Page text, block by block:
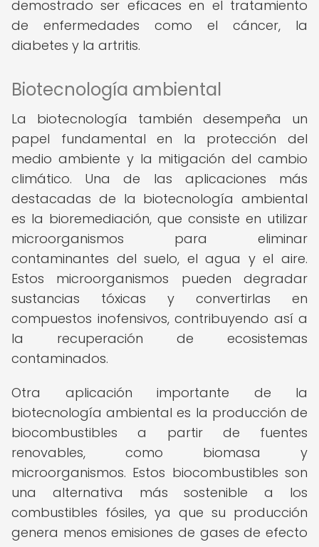
demostrado ser eficaces en el tratamiento
de enfermedades como el cáncer, la
diabetes y la artritis.
Biotecnología ambiental
La biotecnología también desempeña un
papel fundamental en la protección del
medio ambiente y la mitigación del cambio
climático. Una de las aplicaciones más
destacadas de la biotecnología ambiental
es la bioremediación, que consiste en utilizar
microorganismos para eliminar
contaminantes del suelo, el agua y el aire.
Estos microorganismos pueden degradar
sustancias tóxicas y convertirlas en
compuestos inofensivos, contribuyendo así a
la recuperación de ecosistemas
contaminados.
Otra aplicación importante de la
biotecnología ambiental es la producción de
biocombustibles a partir de fuentes
renovables, como biomasa y
microorganismos. Estos biocombustibles son
una alternativa más sostenible a los
combustibles fósiles, ya que su producción
genera menos emisiones de gases de efecto